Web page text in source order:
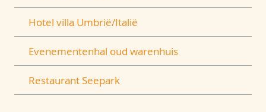
Hotel villa Umbrië/Italië
Evenementenhal oud warenhuis
Restaurant Seepark